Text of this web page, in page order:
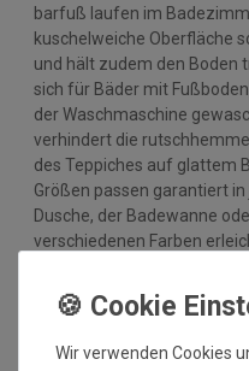
barfuß laufen im
kuschelweiche Oberfläche
und hält zudem den Boden
sich für Bäder mit
der Waschmaschine
verhindert die
des Teppiches auf glattem
Größen passen garantiert
Dusche, der Badewanne
verschiedenen Farben
Details:
Nutzschicht: 100 %
Wir verwenden Cookies